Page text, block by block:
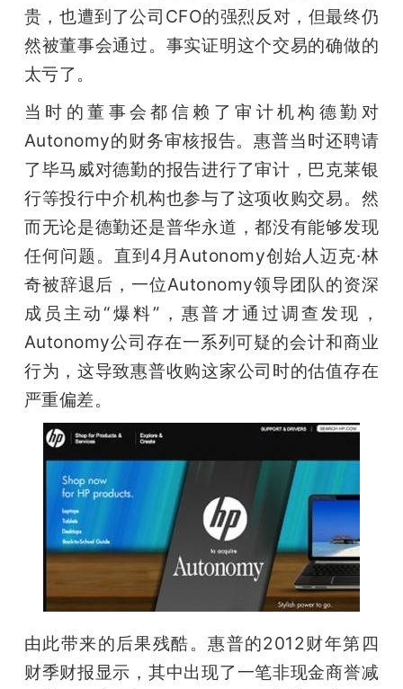
贵，也遭到了公司CFO的强烈反对，但最终仍
然被董事会通过。事实证明这个交易的确做的
太亏了。
当时的董事会都信赖了审计机构德勤对
Autonomy的财务审核报告。惠普当时还聘请
了毕马威对德勤的报告进行了审计，巴克莱银
行等投行中介机构也参与了这项收购交易。然
而无论是德勤还是普华永道，都没有能够发现
任何问题。直到4月Autonomy创始人迈克·林
奇被辞退后，一位Autonomy领导团队的资深
成员主动“爆料”，惠普才通过调查发现，
Autonomy公司存在一系列可疑的会计和商业
行为，这导致惠普收购这家公司时的估值存在
严重偏差。
由此带来的后果残酷。惠普的2012财年第四
财季财报显示，其中出现了一笔非现金商誉减